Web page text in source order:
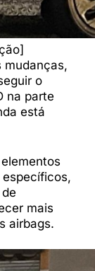
mudanças,
o
na parte
está
mais
airbags.